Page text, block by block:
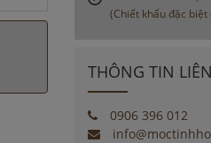
(Chiết khấu đặc
THÔNG TIN
0906 396 012